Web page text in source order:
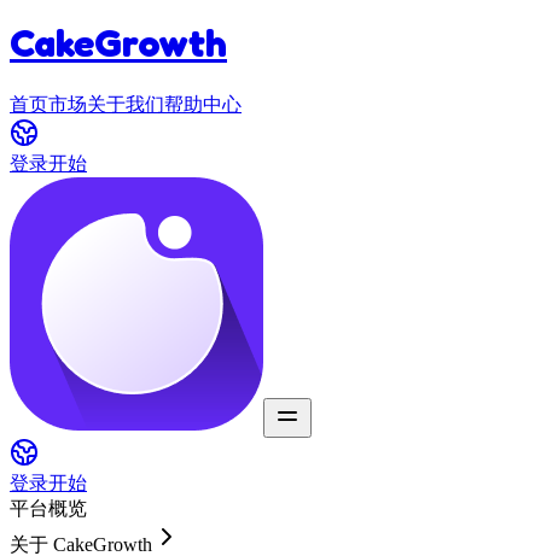
CakeGrowth
首页市场关于我们帮助中心
登录开始
登录开始
平台概览
关于 CakeGrowth